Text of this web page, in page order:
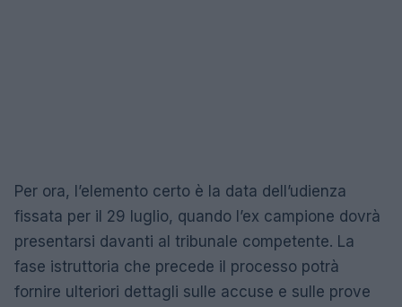
Per ora, l’elemento certo è la data dell’udienza
fissata per il 29 luglio, quando l’ex campione dovrà
presentarsi davanti al tribunale competente. La
fase istruttoria che precede il processo potrà
fornire ulteriori dettagli sulle accuse e sulle prove